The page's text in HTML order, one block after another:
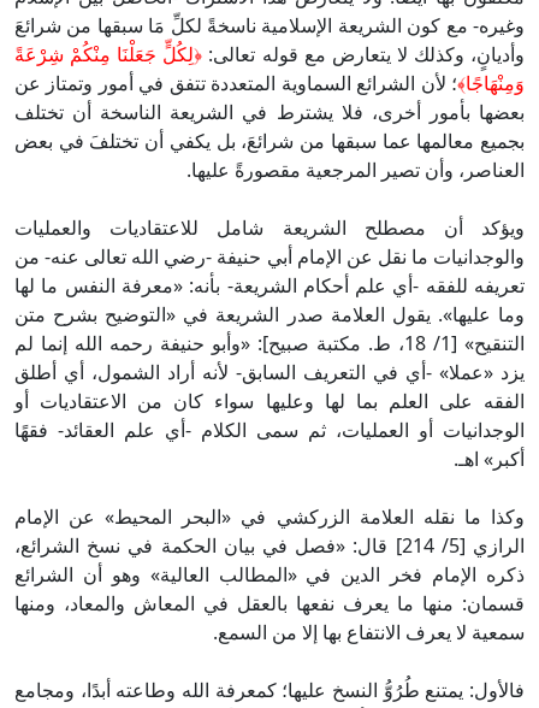
وغيره- مع كون الشريعة الإسلامية ناسخةً لكلِّ مَا سبقها من شرائعَ
وأديانٍ، وكذلك لا يتعارض مع قوله تعالى: ﴿لِكُلٍّ جَعَلْنَا مِنْكُمْ شِرْعَةً
وَمِنْهَاجًا﴾؛ لأن الشرائع السماوية المتعددة تتفق في أمور وتمتاز عن
بعضها بأمور أخرى، فلا يشترط في الشريعة الناسخة أن تختلف
بجميع معالمها عما سبقها من شرائعَ، بل يكفي أن تختلفَ في بعض
العناصر، وأن تصير المرجعية مقصورةً عليها.
ويؤكد أن مصطلح الشريعة شامل للاعتقاديات والعمليات
والوجدانيات ما نقل عن الإمام أبي حنيفة -رضي الله تعالى عنه- من
تعريفه للفقه -أي علم أحكام الشريعة- بأنه: «معرفة النفس ما لها
وما عليها». يقول العلامة صدر الشريعة في «التوضيح بشرح متن
التنقيح» [1/ 18، ط. مكتبة صبيح]: «وأبو حنيفة رحمه الله إنما لم
يزد «عملا» -أي في التعريف السابق- لأنه أراد الشمول، أي أطلق
الفقه على العلم بما لها وعليها سواء كان من الاعتقاديات أو
الوجدانيات أو العمليات، ثم سمى الكلام -أي علم العقائد- فقهًا
أكبر» اهـ.
وكذا ما نقله العلامة الزركشي في «البحر المحيط» عن الإمام
الرازي [5/ 214] قال: «فصل في بيان الحكمة في نسخ الشرائع،
ذكره الإمام فخر الدين في «المطالب العالية» وهو أن الشرائع
قسمان: منها ما يعرف نفعها بالعقل في المعاش والمعاد، ومنها
سمعية لا يعرف الانتفاع بها إلا من السمع.
فالأول: يمتنع طُرُوُّ النسخ عليها؛ كمعرفة الله وطاعته أبدًا، ومجامع